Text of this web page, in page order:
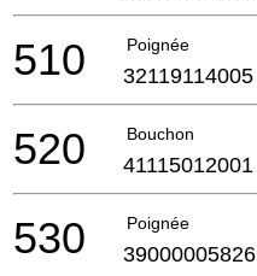
Poignée
510 32119114005
Bouchon
520 41115012001
Poignée
530 39000005826